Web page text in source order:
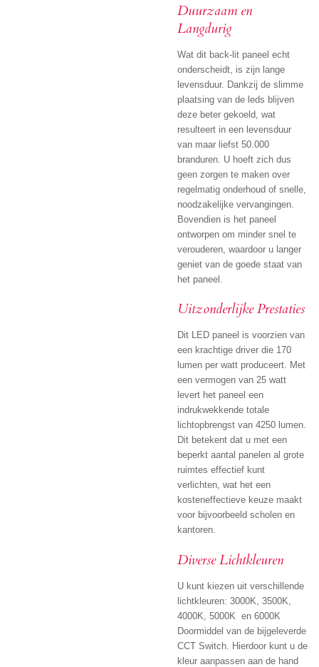
Duurzaam en
Langdurig
Wat dit back-lit paneel echt
onderscheidt, is zijn lange
levensduur. Dankzij de slimme
plaatsing van de leds blijven
deze beter gekoeld, wat
resulteert in een levensduur
van maar liefst 50.000
branduren. U hoeft zich dus
geen zorgen te maken over
regelmatig onderhoud of snelle,
noodzakelijke vervangingen.
Bovendien is het paneel
ontworpen om minder snel te
verouderen, waardoor u langer
geniet van de goede staat van
het paneel.
Uitzonderlijke Prestaties
Dit LED paneel is voorzien van
een krachtige driver die 170
lumen per watt produceert. Met
een vermogen van 25 watt
levert het paneel een
indrukwekkende totale
lichtopbrengst van 4250 lumen.
Dit betekent dat u met een
beperkt aantal panelen al grote
ruimtes effectief kunt
verlichten, wat het een
kosteneffectieve keuze maakt
voor bijvoorbeeld scholen en
kantoren.
Diverse Lichtkleuren
U kunt kiezen uit verschillende
lichtkleuren: 3000K, 3500K,
4000K, 5000K en 6000K
Doormiddel van de bijgeleverde
CCT Switch. Hierdoor kunt u de
kleur aanpassen aan de hand